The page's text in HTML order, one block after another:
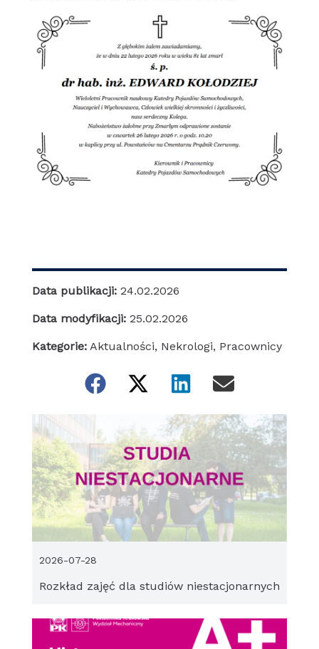
Data publikacji: 24.02.2026
Data modyfikacji: 25.02.2026
Kategorie: Aktualności, Nekrologi, Pracownicy
Rozkład zajęć dla studiów niestacjonarnych
2026-07-28